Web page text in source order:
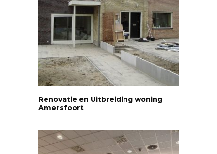
Renovatie en Uitbreiding woning
Amersfoort